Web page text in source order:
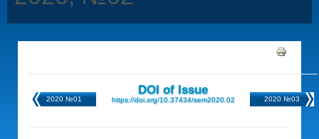
2020 №01
DOI of Issue
https://doi.org/10.37434/sem2020.02 2020 №03